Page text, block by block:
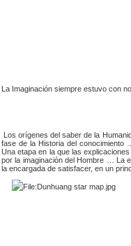
La Imaginación siempre estuvo con
Los orígenes del saber de la
fase de la Historia del conocimiento
Una etapa en la que las
por la imaginación del Hombre … La
la encargada de satisfacer, en un